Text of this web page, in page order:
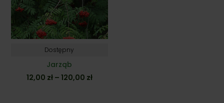
Dostępny
Jarząb
12,00 zł – 120,00 złZakres